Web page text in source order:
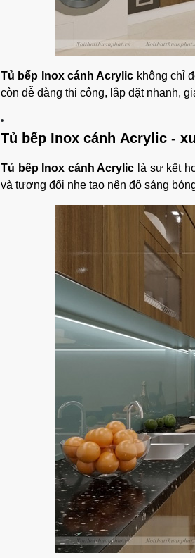
Tủ bếp Inox cánh Acrylic không chỉ
còn dễ dàng thi công, lắp đặt nhanh,
Tủ bếp Inox cánh Acrylic -
Tủ bếp Inox cánh Acrylic là sự kết
và tương đối nhẹ tạo nên độ sáng